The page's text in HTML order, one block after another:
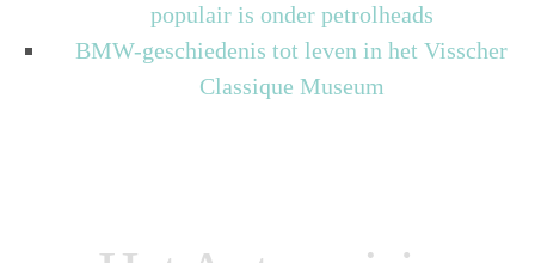
populair is onder petrolheads
BMW-geschiedenis tot leven in het Visscher
Classique Museum